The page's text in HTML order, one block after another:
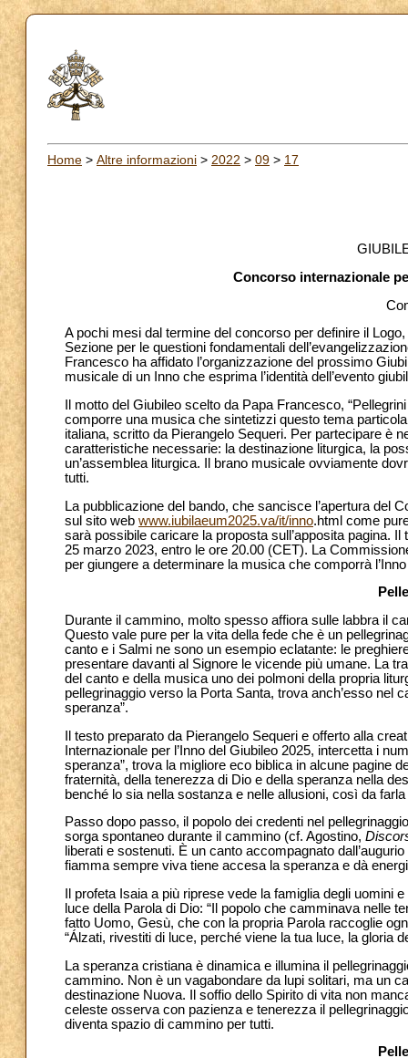
Home > Altre informazioni > 2022 > 09 > 17
Concorso internazionale
A pochi mesi dal termine del concorso per definire il
Sezione per le questioni fondamentali
Francesco ha affidato l’organizzazione del prossimo
musicale di un Inno che esprima l’identità dell’evento
Il motto del Giubileo scelto da Papa Francesco,
comporre una musica che sintetizzi questo tema
italiana, scritto da Pierangelo Sequeri. Per partecipare è
caratteristiche necessarie: la destinazione liturgica, la
un’assemblea liturgica. Il brano musicale ovviamente
tutti.
La pubblicazione del bando, che sancisce l’apertura del
sul sito web www.iubilaeum2025.va/it/inno.html come
sarà possibile caricare la proposta sull’apposita pagina.
25 marzo 2023, entro le ore 20.00 (CET). La
per giungere a determinare la musica che comporrà
Durante il cammino, molto spesso affiora sulle labbra il
Questo vale pure per la vita della fede che è un
canto e i Salmi ne sono un esempio eclatante: le
presentare davanti al Signore le vicende più umane. La
del canto e della musica uno dei polmoni della propria
pellegrinaggio verso la Porta Santa, trova anch’esso nel
speranza”.
Il testo preparato da Pierangelo Sequeri e offerto alla
Internazionale per l’Inno del Giubileo 2025, intercetta i
speranza”, trova la migliore eco biblica in alcune pagine
fraternità, della tenerezza di Dio e della speranza nella
benché lo sia nella sostanza e nelle allusioni, così da
Passo dopo passo, il popolo dei credenti nel
sorga spontaneo durante il cammino (cf. Agostino,
liberati e sostenuti. È un canto accompagnato
fiamma sempre viva tiene accesa la speranza e dà
Il profeta Isaia a più riprese vede la famiglia degli uomini
luce della Parola di Dio: “Il popolo che camminava nelle
fatto Uomo, Gesù, che con la propria Parola raccoglie
“Álzati, rivestiti di luce, perché viene la tua luce, la gloria
La speranza cristiana è dinamica e illumina il
cammino. Non è un vagabondare da lupi solitari, ma un
destinazione Nuova. Il soffio dello Spirito di vita non
celeste osserva con pazienza e tenerezza il
diventa spazio di cammino per tutti.